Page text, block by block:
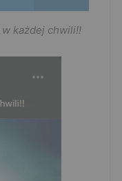
każdej chwili!!